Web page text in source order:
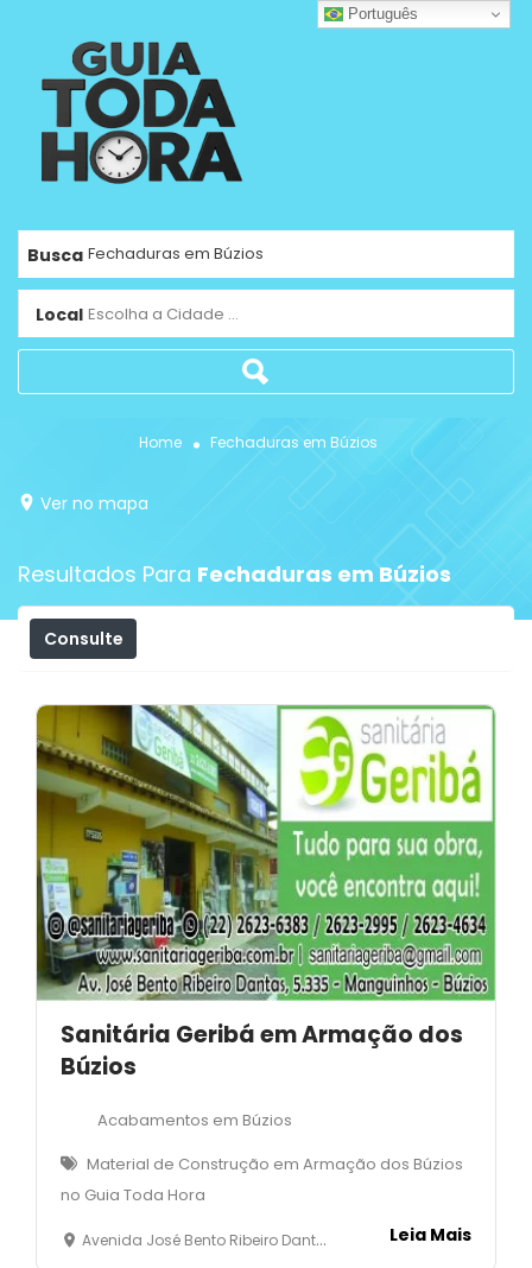
Busca
Local Escolha a Cidade ...
Home Fechaduras em Búzios
Ver no mapa
Resultados Para Fechaduras em Búzios
Consulte
Sanitária Geribá em Armação dos
Búzios
Acabamentos em Búzios
Material de Construção em Armação dos Búzios
no Guia Toda Hora
Avenida José Bento Ribeiro Dantas, 5335 - Manguinhos- Armação dos Búzios Leia Mais
Português